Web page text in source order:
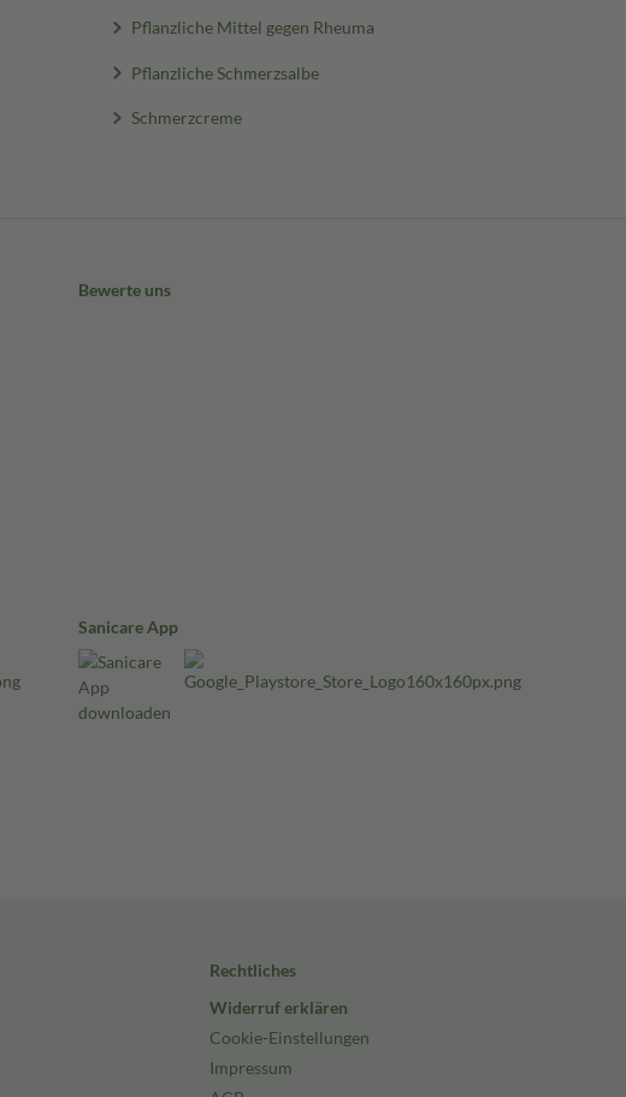
Pflanzliche Mittel gegen Rheuma
Pflanzliche Schmerzsalbe
Schmerzcreme
Bewerte uns
Sanicare App
Rechtliches
Widerruf erklären
Cookie-Einstellungen
Impressum